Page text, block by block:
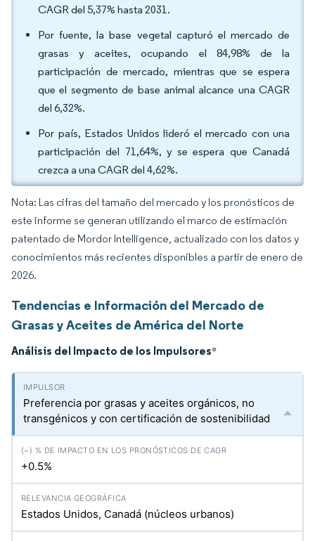
CAGR del 5,37% hasta 2031.
Por fuente, la base vegetal capturó el mercado de
grasas y aceites, ocupando el 84,98% de la
participación de mercado, mientras que se espera
que el segmento de base animal alcance una CAGR
del 6,32%.
Por país, Estados Unidos lideró el mercado con una
participación del 71,64%, y se espera que Canadá
crezca a una CAGR del 4,62%.
Nota: Las cifras del tamaño del mercado y los pronósticos de
este informe se generan utilizando el marco de estimación
patentado de Mordor Intelligence, actualizado con los datos y
conocimientos más recientes disponibles a partir de enero de
2026.
Tendencias e Información del Mercado de
Grasas y Aceites de América del Norte
Análisis del Impacto de los Impulsores*
Preferencia por grasas y aceites orgánicos, no
transgénicos y con certificación de sostenibilidad
+0.5%
Estados Unidos, Canadá (núcleos urbanos)